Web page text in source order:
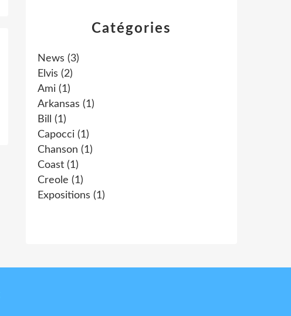
Catégories
News (3)
Elvis (2)
Ami (1)
Arkansas (1)
Bill
(1)
Capocci (1)
Chanson (1)
Coast (1)
Creole (1)
Expositions (1)